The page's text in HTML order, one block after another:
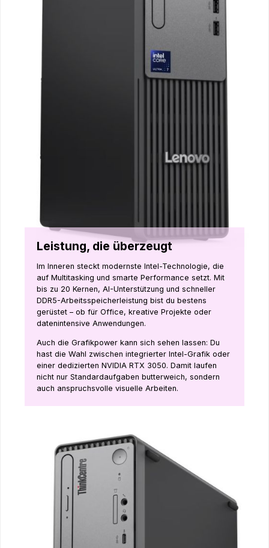
Leistung, die überzeugt
Im Inneren steckt modernste Intel-Technologie, die
auf Multitasking und smarte Performance setzt. Mit
bis zu 20 Kernen, AI-Unterstützung und schneller
DDR5-Arbeitsspeicherleistung bist du bestens
gerüstet – ob für Office, kreative Projekte oder
datenintensive Anwendungen.
Auch die Grafikpower kann sich sehen lassen: Du
hast die Wahl zwischen integrierter Intel-Grafik oder
einer dedizierten NVIDIA RTX 3050. Damit laufen
nicht nur Standardaufgaben butterweich, sondern
auch anspruchsvolle visuelle Arbeiten.